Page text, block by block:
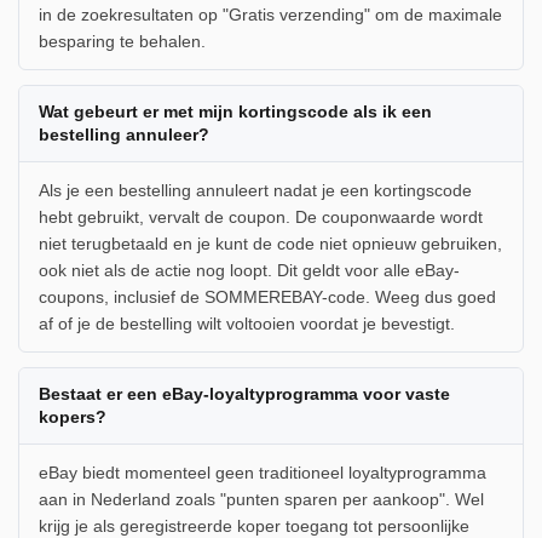
in de zoekresultaten op "Gratis verzending" om de maximale
besparing te behalen.
Wat gebeurt er met mijn kortingscode als ik een
bestelling annuleer?
Als je een bestelling annuleert nadat je een kortingscode
hebt gebruikt, vervalt de coupon. De couponwaarde wordt
niet terugbetaald en je kunt de code niet opnieuw gebruiken,
ook niet als de actie nog loopt. Dit geldt voor alle eBay-
coupons, inclusief de SOMMEREBAY-code. Weeg dus goed
af of je de bestelling wilt voltooien voordat je bevestigt.
Bestaat er een eBay-loyaltyprogramma voor vaste
kopers?
eBay biedt momenteel geen traditioneel loyaltyprogramma
aan in Nederland zoals "punten sparen per aankoop". Wel
krijg je als geregistreerde koper toegang tot persoonlijke